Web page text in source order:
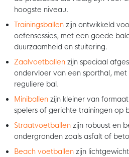
hoogste niveau.
Trainingsballen zijn ontwikkeld
oefensessies, met een goede
duurzaamheid en stuitering.
Zaalvoetballen zijn speciaal
ondervloer van een sporthal,
reguliere bal.
Miniballen zijn kleiner van
spelers of gerichte trainingen op
Straatvoetballen zijn robuust en
ondergronden zoals asfalt of
Beach voetballen zijn